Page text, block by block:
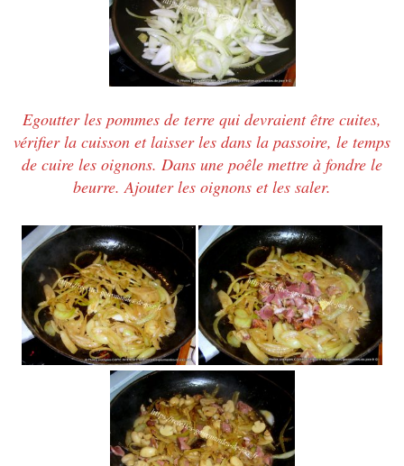
Egoutter les pommes de terre qui devraient être cuites,
vérifier la cuisson et laisser les dans la passoire, le temps
de cuire les oignons. Dans une poêle mettre à fondre le
beurre.Ajouter les oignons et les saler.